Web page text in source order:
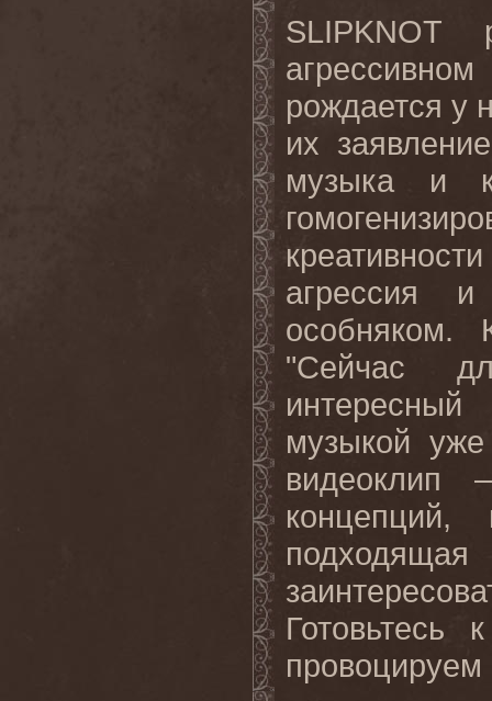
SLIPKNOT
рождается у
их
музыка и
агрессия
особняком.
"Сейчас
музыкой